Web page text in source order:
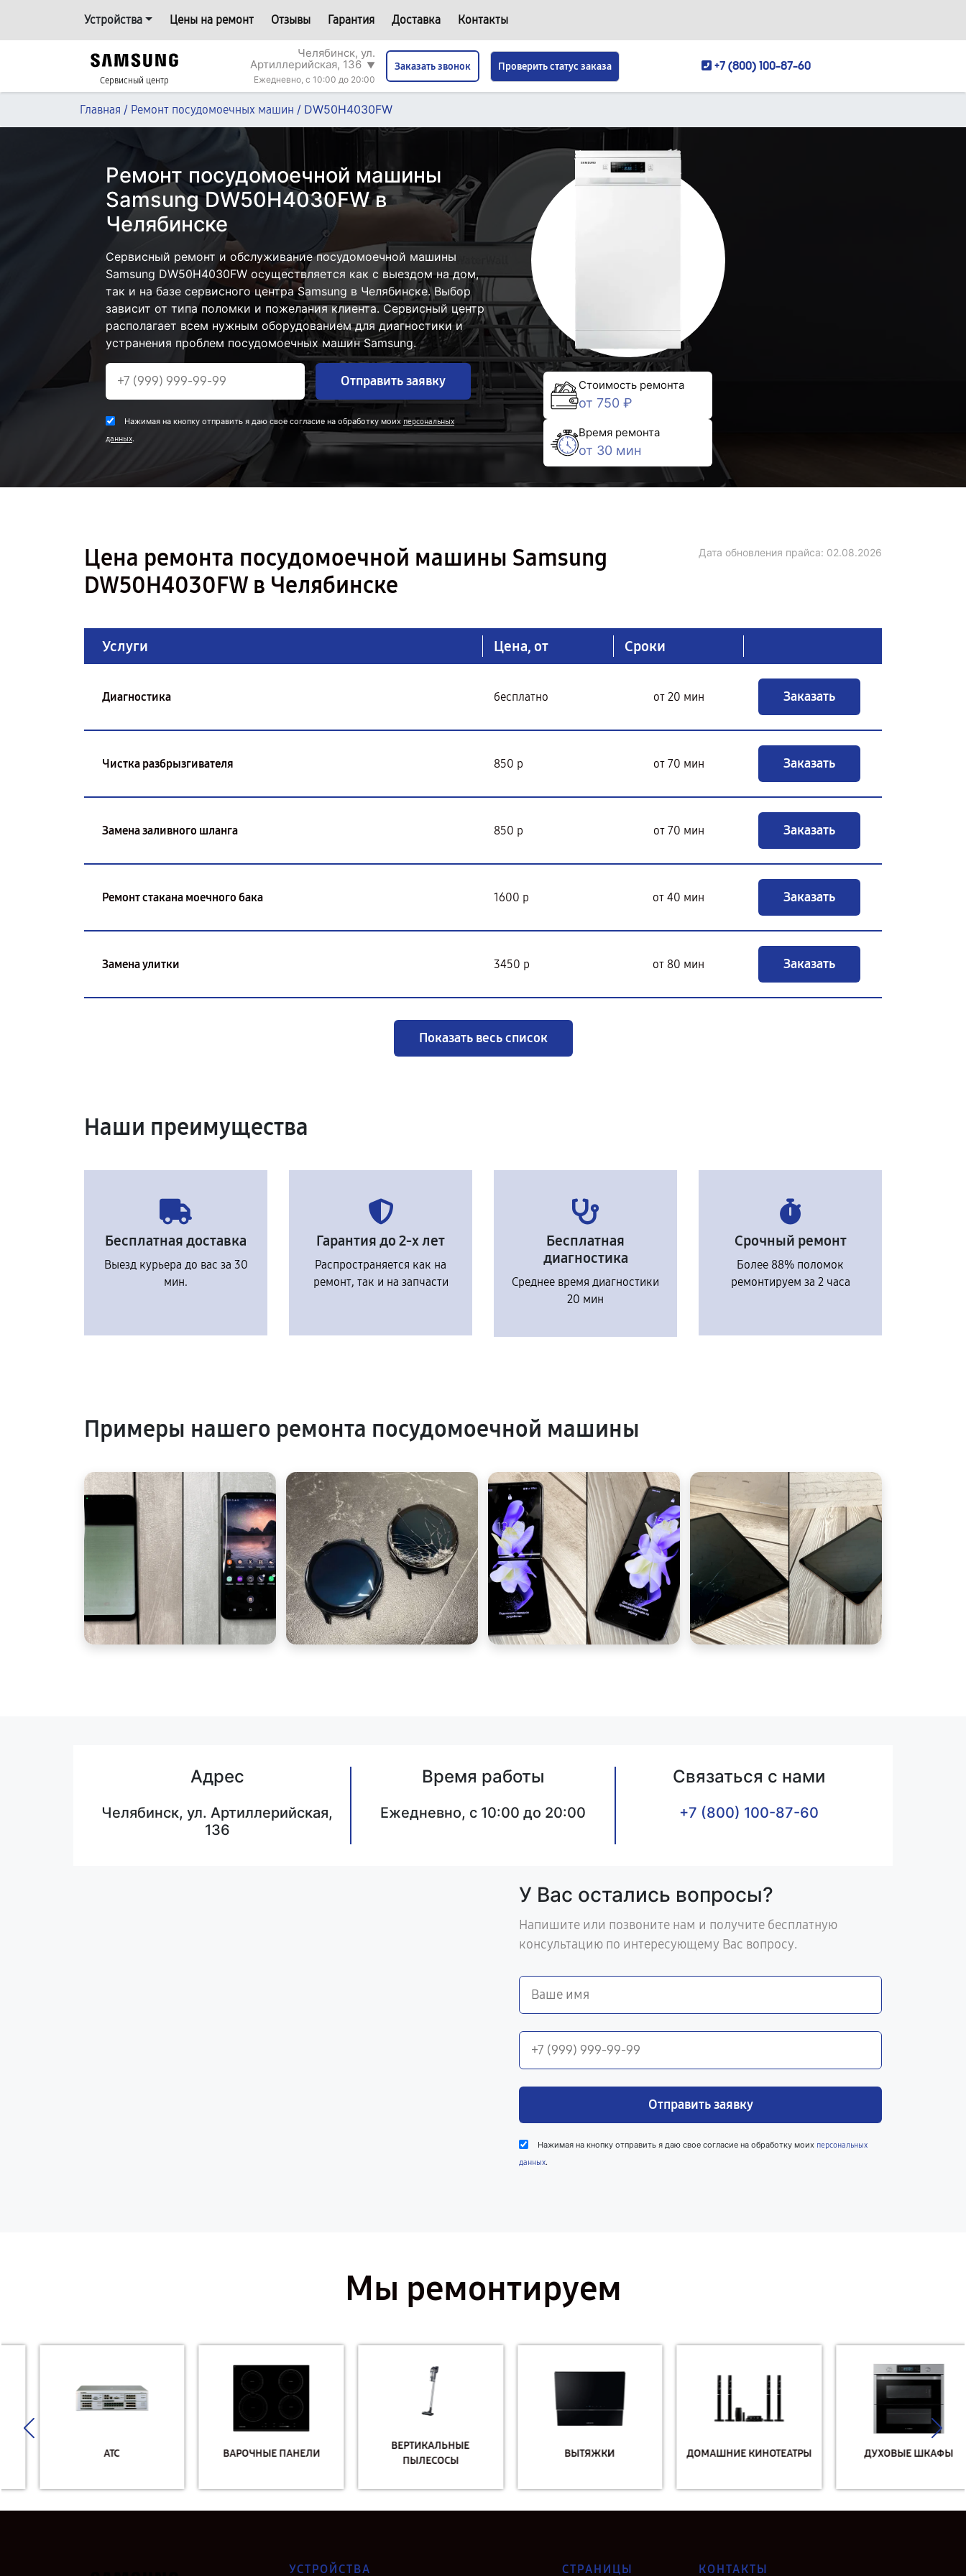
Устройства Цены на ремонт Отзывы Гарантия Доставка Контакты
Сервисный центр
Челябинск, ул.
Артиллерийская, 136 ▼
Ежедневно, с 10:00 до 20:00
Заказать звонок Проверить статус заказа +7 (800) 100-87-60
Главная / Ремонт посудомоечных машин / DW50H4030FW
Ремонт посудомоечной машины
Samsung DW50H4030FW в
Челябинске
Сервисный ремонт и обслуживание посудомоечной машины
Samsung DW50H4030FW осуществляется как с выездом на дом,
так и на базе сервисного центра Samsung в Челябинске. Выбор
зависит от типа поломки и пожелания клиента. Сервисный центр
располагает всем нужным оборудованием для диагностики и
устранения проблем посудомоечных машин Samsung.
Отправить заявку
Нажимая на кнопку отправить я даю свое согласие на обработку моих персональных
данных.
Стоимость ремонта
от 750 ₽
Время ремонта
от 30 мин
Цена ремонта посудомоечной машины Samsung
DW50H4030FW в Челябинске
Дата обновления прайса: 02.08.2026
Услуги Цена, от Сроки
Диагностика бесплатно от 20 мин Заказать
Чистка разбрызгивателя 850 р от 70 мин Заказать
Замена заливного шланга 850 р от 70 мин Заказать
Ремонт стакана моечного бака 1600 р от 40 мин Заказать
Замена улитки 3450 р от 80 мин Заказать
Показать весь список
Наши преимущества
Бесплатная доставка
Выезд курьера до вас за 30
мин.
Гарантия до 2-х лет
Распространяется как на
ремонт, так и на запчасти
Бесплатная
диагностика
Среднее время диагностики
20 мин
Срочный ремонт
Более 88% поломок
ремонтируем за 2 часа
Примеры нашего ремонта посудомоечной машины
Адрес
Челябинск, ул. Артиллерийская,
136
Время работы
Ежедневно, с 10:00 до 20:00
Связаться с нами
+7 (800) 100-87-60
У Вас остались вопросы?
Напишите или позвоните нам и получите бесплатную
консультацию по интересующему Вас вопросу.
Отправить заявку
Нажимая на кнопку отправить я даю свое согласие на обработку моих персональных
данных.
Мы ремонтируем
ВАРОЧНЫЕ ПАНЕЛИ
ВЕРТИКАЛЬНЫЕ
ПЫЛЕСОСЫ
ВЫТЯЖКИ ДОМАШНИЕ КИНОТЕАТРЫ ДУХОВЫЕ ШКАФЫ
УСТРОЙСТВА СТРАНИЦЫ КОНТАКТЫ